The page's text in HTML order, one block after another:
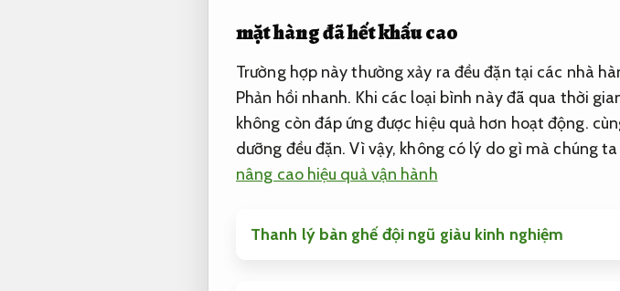
mặt hàng đã hết khấu cao
Trường hợp này thường xảy ra đều đặn tại các nhà
Phản hồi nhanh. Khi các loại bình này đã qua thời
không còn đáp ứng được hiệu quả hơn hoạt động.
dưỡng đều đặn. Vì vậy, không có lý do gì mà chúng
nâng cao hiệu quả vận hành
Thanh lý bàn ghế đội ngũ giàu kinh nghiệm